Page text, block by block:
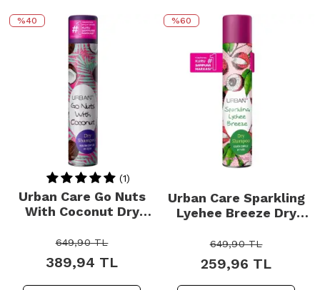
%40
(1)
Urban Care Go Nuts
With Coconut Dry
649,90TL
389,94 TL
%60
Urban Care Sparkling
Lyehee Breeze Dry
Şampuan 200ml
649,90TL
259,96 TL